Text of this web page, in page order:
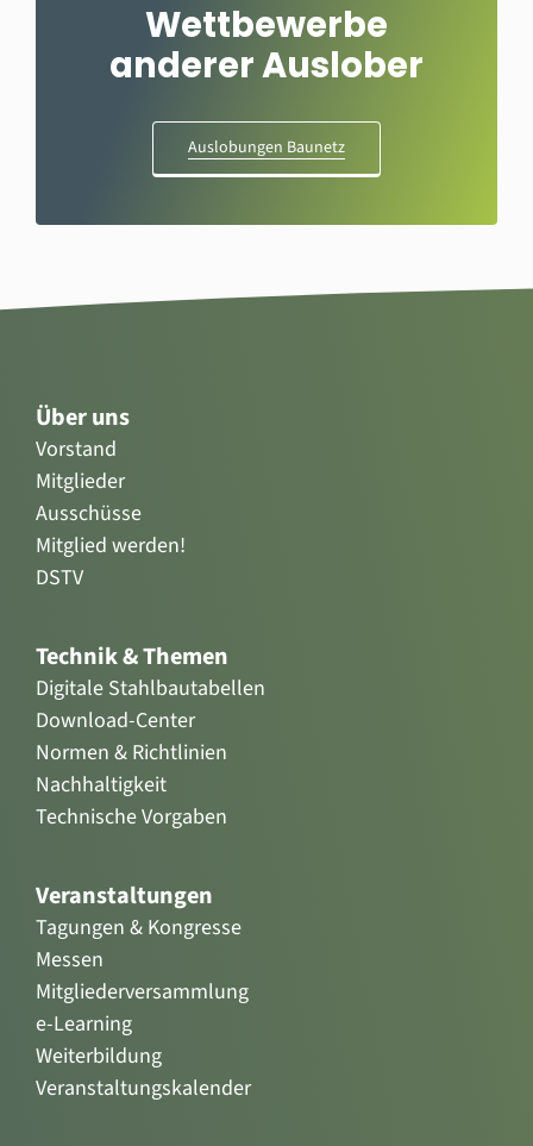
Wettbewerbe
anderer Auslober
Auslobungen Baunetz
Über uns
Vorstand
Mitglieder
Ausschüsse
Mitglied werden!
DSTV
Technik & Themen
Digitale Stahlbautabellen
Download-Center
Normen & Richtlinien
Nachhaltigkeit
Technische Vorgaben
Veranstaltungen
Tagungen & Kongresse
Messen
Mitgliederversammlung
e-Learning
Weiterbildung
Veranstaltungskalender